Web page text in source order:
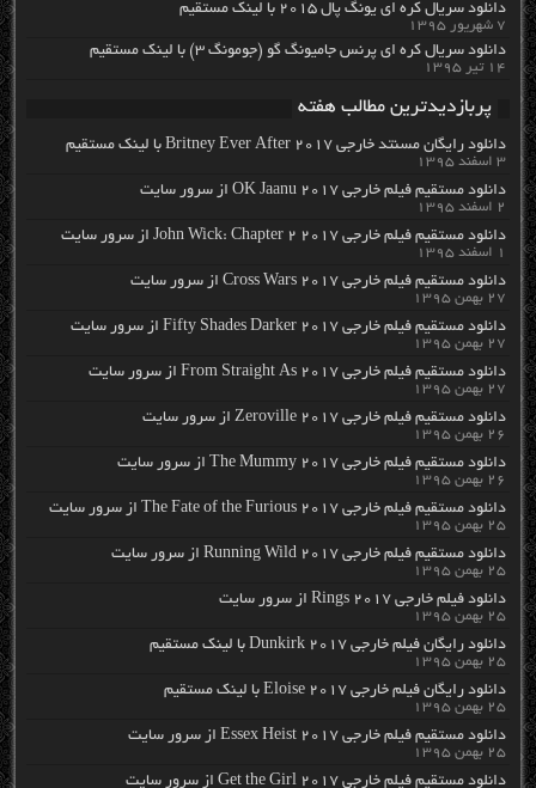
دانلود سریال کره ای یونگ پال ۲۰۱۵ با لینک مستقیم
۷ شهریور ۱۳۹۵
دانلود سریال کره ای پرنس جامیونگ گو (جومونگ ۳) با لینک مستقیم
۱۴ تیر ۱۳۹۵
پربازدیدترین مطالب هفته
دانلود رایگان مسنتد خارجی Britney Ever After 2017 با لینک مستقیم
۳ اسفند ۱۳۹۵
دانلود مستقیم فیلم خارجی OK Jaanu 2017 از سرور سایت
۲ اسفند ۱۳۹۵
دانلود مستقیم فیلم خارجی John Wick: Chapter 2 2017 از سرور سایت
۱ اسفند ۱۳۹۵
دانلود مستقیم فیلم خارجی Cross Wars 2017 از سرور سایت
۲۷ بهمن ۱۳۹۵
دانلود مستقیم فیلم خارجی Fifty Shades Darker 2017 از سرور سایت
۲۷ بهمن ۱۳۹۵
دانلود مستقیم فیلم خارجی From Straight As 2017 از سرور سایت
۲۷ بهمن ۱۳۹۵
دانلود مستقیم فیلم خارجی Zeroville 2017 از سرور سایت
۲۶ بهمن ۱۳۹۵
دانلود مستقیم فیلم خارجی The Mummy 2017 از سرور سایت
۲۶ بهمن ۱۳۹۵
دانلود مستقیم فیلم خارجی The Fate of the Furious 2017 از سرور سایت
۲۵ بهمن ۱۳۹۵
دانلود مستقیم فیلم خارجی Running Wild 2017 از سرور سایت
۲۵ بهمن ۱۳۹۵
دانلود فیلم خارجی Rings 2017 از سرور سایت
۲۵ بهمن ۱۳۹۵
دانلود رایگان فیلم خارجی Dunkirk 2017 با لینک مستقیم
۲۵ بهمن ۱۳۹۵
دانلود رایگان فیلم خارجی Eloise 2017 با لینک مستقیم
۲۵ بهمن ۱۳۹۵
دانلود مستقیم فیلم خارجی Essex Heist 2017 از سرور سایت
۲۵ بهمن ۱۳۹۵
دانلود مستقیم فیلم خارجی Get the Girl 2017 از سرور سایت